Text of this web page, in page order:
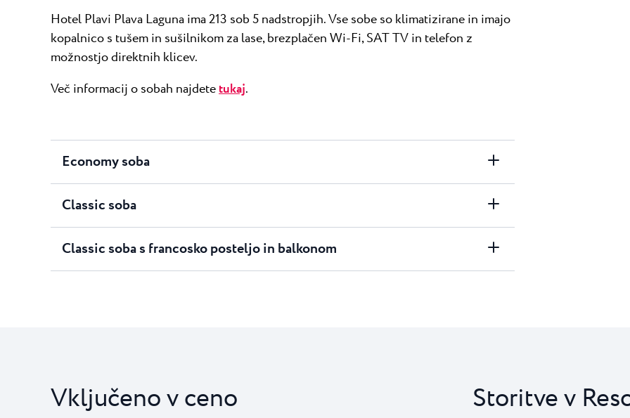
Hotel Plavi Plava Laguna ima 213 sob 5 nadstropjih. Vse sobe so klimatizirane in imajo
kopalnico s tušem in sušilnikom za lase, brezplačen Wi-Fi, SAT TV in telefon z
možnostjo direktnih klicev.
Več informacij o sobah najdetetukaj.
Economy soba
Classic soba
Classic soba s francosko posteljo in balkonom
Vključeno v ceno Storitve v